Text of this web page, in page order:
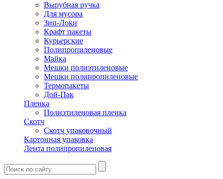
Вырубная ручка
Для мусора
Зип-Локи
Крафт пакеты
Курьерские
Полипропиленовые
Майка
Мешки полиэтиленовые
Мешки полипропиленовые
Термопакеты
Дой-Пак
Пленка
Полиэтиленовая пленка
Скотч
Скотч упаковочный
Картонная упаковка
Лента полипропиленовая